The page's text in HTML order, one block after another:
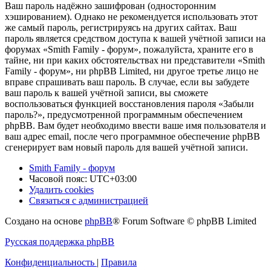
Ваш пароль надёжно зашифрован (односторонним
хэшированием). Однако не рекомендуется использовать этот
же самый пароль, регистрируясь на других сайтах. Ваш
пароль является средством доступа к вашей учётной записи на
форумах «Smith Family - форум», пожалуйста, храните его в
тайне, ни при каких обстоятельствах ни представители «Smith
Family - форум», ни phpBB Limited, ни другое третье лицо не
вправе спрашивать ваш пароль. В случае, если вы забудете
ваш пароль к вашей учётной записи, вы сможете
воспользоваться функцией восстановления пароля «Забыли
пароль?», предусмотренной программным обеспечением
phpBB. Вам будет необходимо ввести ваше имя пользователя и
ваш адрес email, после чего программное обеспечение phpBB
сгенерирует вам новый пароль для вашей учётной записи.
Smith Family - форум
Часовой пояс: UTC+03:00
Удалить cookies
Связаться с администрацией
Создано на основе phpBB® Forum Software © phpBB Limited
Русская поддержка phpBB
Конфиденциальность | Правила